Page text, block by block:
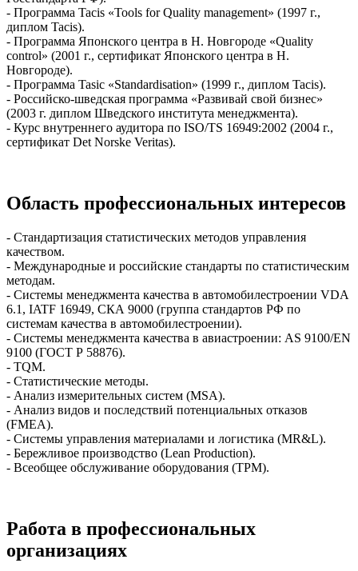
- Программа Tacis «Tools for Quality management» (1997 г.,
диплом Tacis).
- Программа Японского центра в Н. Новгороде «Quality
control» (2001 г., сертификат Японского центра в Н.
Новгороде).
- Программа Tasic «Standardisation» (1999 г., диплом Tacis).
- Российско-шведская программа «Развивай свой бизнес»
(2003 г. диплом Шведского института менеджмента).
- Курс внутреннего аудитора по ISO/TS 16949:2002 (2004 г.,
сертификат Det Norske Veritas).
Область профессиональных интересов
- Стандартизация статистических методов управления
качеством.
- Международные и российские стандарты по статистическим
методам.
- Системы менеджмента качества в автомобилестроении VDA
6.1, IATF 16949, СКА 9000 (группа стандартов РФ по
системам качества в автомобилестроении).
- Системы менеджмента качества в авиастроении: AS 9100/EN
9100 (ГОСТ Р 58876).
- TQM.
- Статистические методы.
- Анализ измерительных систем (MSA).
- Анализ видов и последствий потенциальных отказов
(FMEA).
- Системы управления материалами и логистика (MR&L).
- Бережливое производство (Lean Production).
- Всеобщее обслуживание оборудования (TPM).
Работа в профессиональных
организациях